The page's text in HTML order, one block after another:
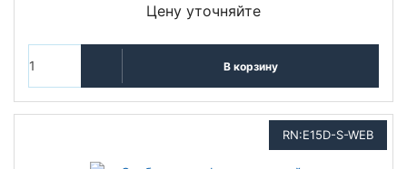
Цену уточняйте
В корзину
RN:E15D-S-WEB